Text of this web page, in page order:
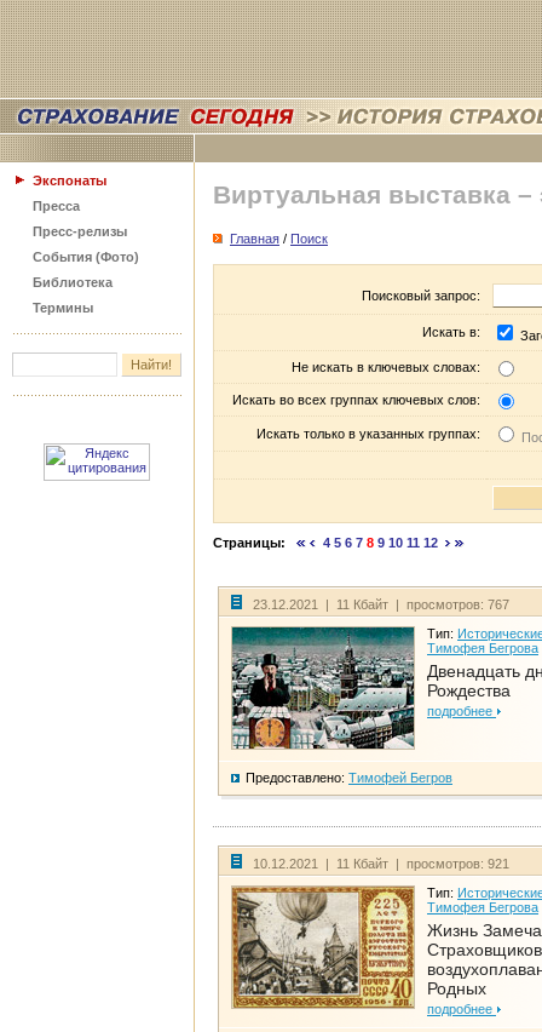
Экспонаты
Пресса
Пресс-релизы
События (Фото)
Библиотека
Термины
Виртуальная выставка –
Главная / Поиск
Поисковый запрос:
Искать в:
Не искать в ключевых словах:
Искать во всех группах ключевых слов:
Искать только в указанных группах:
Страницы: 4 5 6 7 8 9 10 11 12
23.12.2021 | 11 Кбайт | просмотров: 767
Тип:
Тимофея Бегрова
Двенадцать
Рождества
подробнее
Предоставлено: Тимофей Бегров
10.12.2021 | 11 Кбайт | просмотров: 921
Тип:
Тимофея Бегрова
Жизнь
Родных
подробнее